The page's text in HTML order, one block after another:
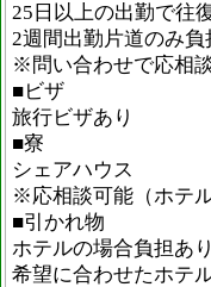
25日以上の出勤で往
2週間出勤片道のみ負
※問い合わせで応相
■ビザ
旅行ビザあり
■寮
シェアハウス
※応相談可能（ホテル
■引かれ物
ホテルの場合負担あり
希望に合わせたホテ